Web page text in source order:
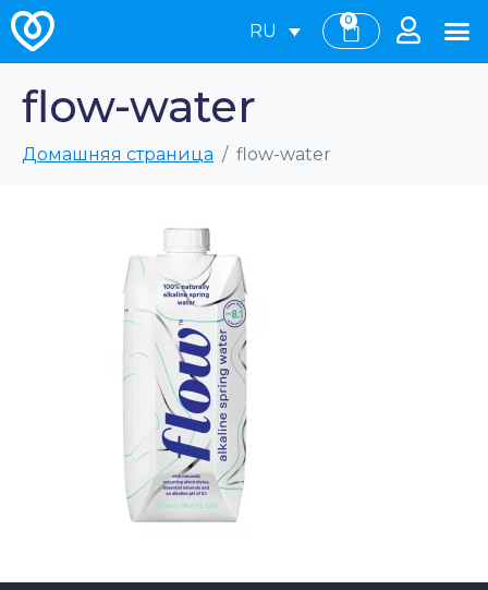
RU
0
flow-water
Домашняя страница flow-water